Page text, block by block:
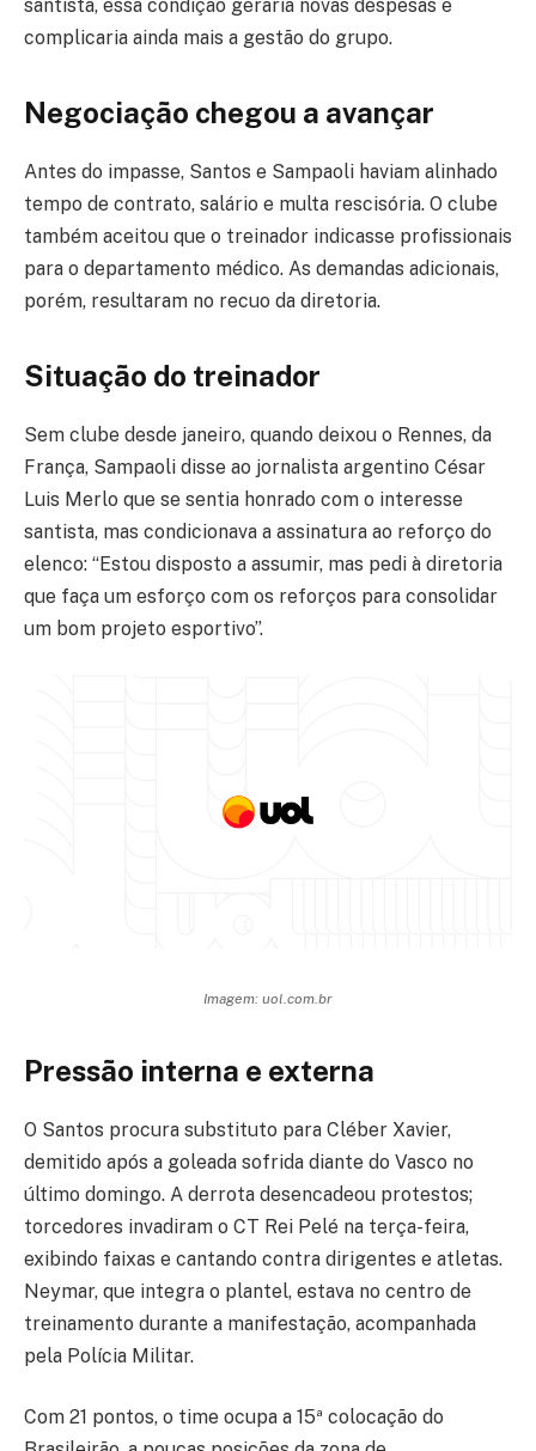
santista, essa condição geraria novas despesas e
complicaria ainda mais a gestão do grupo.
Negociação chegou a avançar
Antes do impasse, Santos e Sampaoli haviam alinhado
tempo de contrato, salário e multa rescisória. O clube
também aceitou que o treinador indicasse profissionais
para o departamento médico. As demandas adicionais,
porém, resultaram no recuo da diretoria.
Situação do treinador
Sem clube desde janeiro, quando deixou o Rennes, da
França, Sampaoli disse ao jornalista argentino César
Luis Merlo que se sentia honrado com o interesse
santista, mas condicionava a assinatura ao reforço do
elenco: “Estou disposto a assumir, mas pedi à diretoria
que faça um esforço com os reforços para consolidar
um bom projeto esportivo”.
Imagem: uol.com.br
Pressão interna e externa
O Santos procura substituto para Cléber Xavier,
demitido após a goleada sofrida diante do Vasco no
último domingo. A derrota desencadeou protestos;
torcedores invadiram o CT Rei Pelé na terça-feira,
exibindo faixas e cantando contra dirigentes e atletas.
Neymar, que integra o plantel, estava no centro de
treinamento durante a manifestação, acompanhada
pela Polícia Militar.
Com 21 pontos, o time ocupa a 15ª colocação do